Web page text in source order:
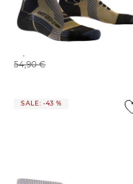
X-Socks | Damen Skisocken
HELIXX GOLD WMN 4.0
54,90 €
SALE: -43 %